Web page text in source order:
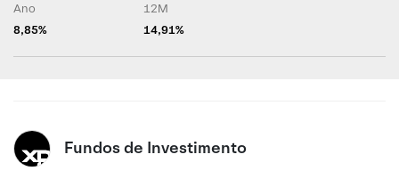
Ano
8,85%
12M
14,91%
Fundos de Investimento